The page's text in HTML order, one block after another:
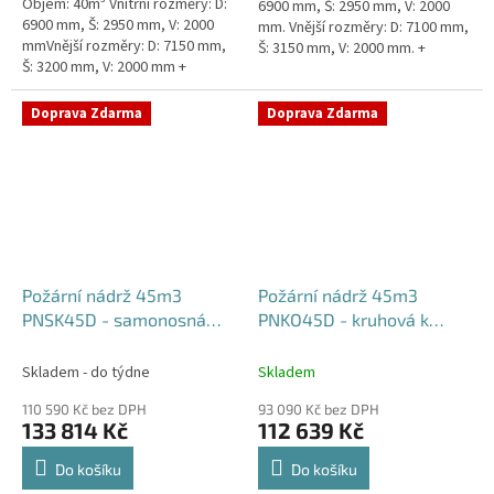
Objem: 40m³ Vnitřní rozměry: D:
6900 mm, Š: 2950 mm, V: 2000
mmVnější rozměry: D: 7150 mm,
Š: 3200 mm, V: 2000 mm +
komínek Běžná doba dodání 2-3
týdny od objednávky. Rozměry...
6900 mm, Š: 2950 mm, V: 2000
mm. Vnější rozměry: D: 7100 mm,
Š: 3150 mm, V: 2000 mm. +
týdny od objednávky....
Doprava Zdarma
Požární nádrž 45m3
PNSK45D - samonosná
Skladem - do týdne
110 590 Kč bez DPH
133 814 Kč
Do košíku
Doprava Zdarma
Požární nádrž 45m3
PNKO45D - kruhová k
Skladem
93 090 Kč bez DPH
112 639 Kč
Do košíku